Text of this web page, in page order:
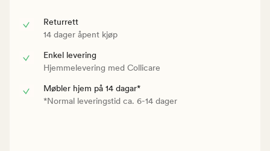
Returrett
14 dager åpent kjøp
Enkel levering
Hjemmelevering med Collicare
Møbler hjem på 14 dagar*
*Normal leveringstid ca. 6-14 dager